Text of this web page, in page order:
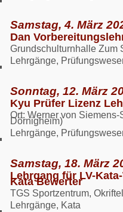
Samstag, 4. März
Dan
Grundschulturnhalle Zum
Lehrgänge,
Sonntag, 12. März
Kyu Prüfer Lizenz
Ort: Werner von
Dörnigheim)
Lehrgänge,
Samstag, 18. März
Lehrgang für LV-
Kata Bewerter
TGS Sportzentrum,
Lehrgänge, Kata